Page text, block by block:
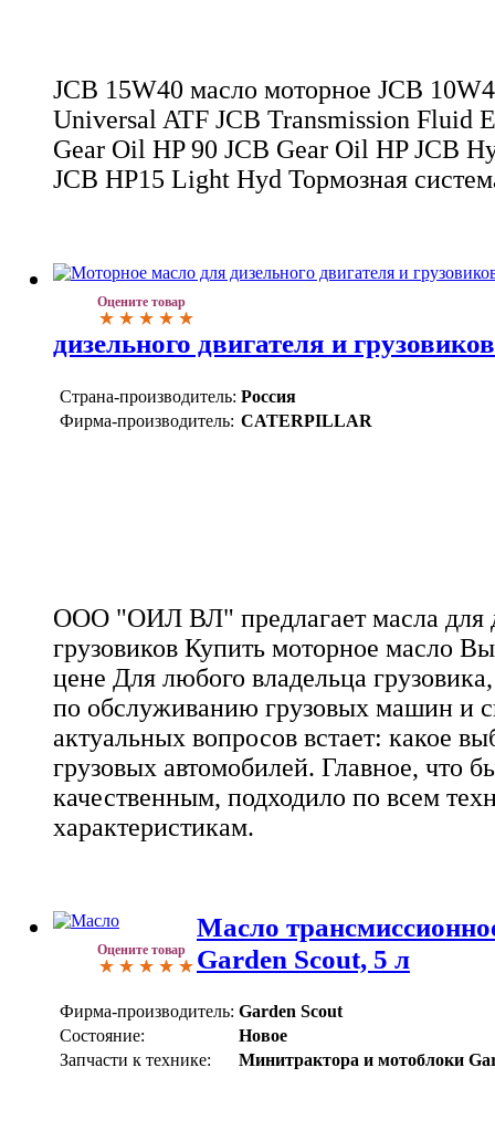
JCB 15W40 масло моторное JCB
Universal ATF JCB Transmission Fluid
Gear Oil HP 90 JCB Gear Oil HP JCB
JCB HP15 Light Hyd Тормозная
Оцените товар
дизельного двигателя и
Страна-производитель: Россия
Фирма-производитель: CATERPILLAR
ООО "ОИЛ ВЛ" предлагает масла для
грузовиков Купить моторное масло
цене Для любого владельца
по обслуживанию грузовых машин и
актуальных вопросов встает: какое
грузовых автомобилей. Главное, что
качественным, подходило по всем
характеристикам.
Оцените товар
Масло
Garden Scout, 5 л
Фирма-производитель: Garden Scout
Состояние:
Новое
Запчасти к технике:
Минитрактора и мотоблоки